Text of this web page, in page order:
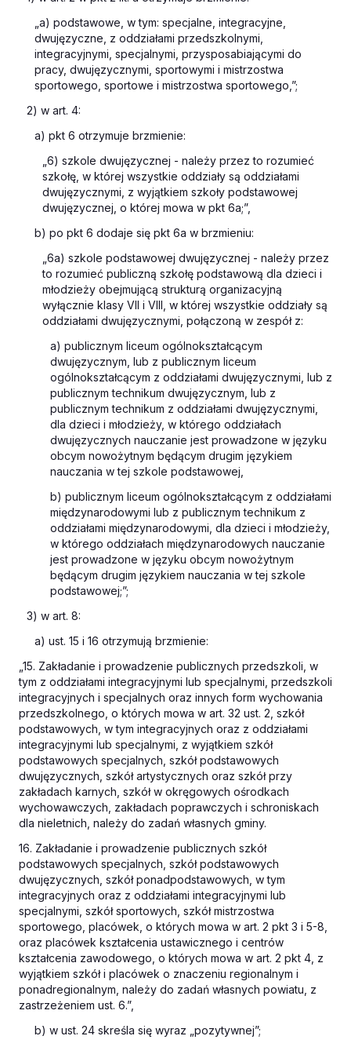
„a) podstawowe, w tym: specjalne, integracyjne,
dwujęzyczne, z oddziałami przedszkolnymi,
integracyjnymi, specjalnymi, przysposabiającymi do
pracy, dwujęzycznymi, sportowymi i mistrzostwa
sportowego, sportowe i mistrzostwa sportowego,”;
2) w art. 4:
a) pkt 6 otrzymuje brzmienie:
„6) szkole dwujęzycznej - należy przez to rozumieć
szkołę, w której wszystkie oddziały są oddziałami
dwujęzycznymi, z wyjątkiem szkoły podstawowej
dwujęzycznej, o której mowa w pkt 6a;”,
b) po pkt 6 dodaje się pkt 6a w brzmieniu:
„6a) szkole podstawowej dwujęzycznej - należy przez
to rozumieć publiczną szkołę podstawową dla dzieci i
młodzieży obejmującą strukturą organizacyjną
wyłącznie klasy VII i VIII, w której wszystkie oddziały są
oddziałami dwujęzycznymi, połączoną w zespół z:
a) publicznym liceum ogólnokształcącym
dwujęzycznym, lub z publicznym liceum
ogólnokształcącym z oddziałami dwujęzycznymi, lub z
publicznym technikum dwujęzycznym, lub z
publicznym technikum z oddziałami dwujęzycznymi,
dla dzieci i młodzieży, w którego oddziałach
dwujęzycznych nauczanie jest prowadzone w języku
obcym nowożytnym będącym drugim językiem
nauczania w tej szkole podstawowej,
b) publicznym liceum ogólnokształcącym z oddziałami
międzynarodowymi lub z publicznym technikum z
oddziałami międzynarodowymi, dla dzieci i młodzieży,
w którego oddziałach międzynarodowych nauczanie
jest prowadzone w języku obcym nowożytnym
będącym drugim językiem nauczania w tej szkole
podstawowej;”;
3) w art. 8:
a) ust. 15 i 16 otrzymują brzmienie:
„15. Zakładanie i prowadzenie publicznych przedszkoli, w
tym z oddziałami integracyjnymi lub specjalnymi, przedszkoli
integracyjnych i specjalnych oraz innych form wychowania
przedszkolnego, o których mowa w art. 32 ust. 2, szkół
podstawowych, w tym integracyjnych oraz z oddziałami
integracyjnymi lub specjalnymi, z wyjątkiem szkół
podstawowych specjalnych, szkół podstawowych
dwujęzycznych, szkół artystycznych oraz szkół przy
zakładach karnych, szkół w okręgowych ośrodkach
wychowawczych, zakładach poprawczych i schroniskach
dla nieletnich, należy do zadań własnych gminy.
16. Zakładanie i prowadzenie publicznych szkół
podstawowych specjalnych, szkół podstawowych
dwujęzycznych, szkół ponadpodstawowych, w tym
integracyjnych oraz z oddziałami integracyjnymi lub
specjalnymi, szkół sportowych, szkół mistrzostwa
sportowego, placówek, o których mowa w art. 2 pkt 3 i 5-8,
oraz placówek kształcenia ustawicznego i centrów
kształcenia zawodowego, o których mowa w art. 2 pkt 4, z
wyjątkiem szkół i placówek o znaczeniu regionalnym i
ponadregionalnym, należy do zadań własnych powiatu, z
zastrzeżeniem ust. 6.”,
b) w ust. 24 skreśla się wyraz „pozytywnej”;